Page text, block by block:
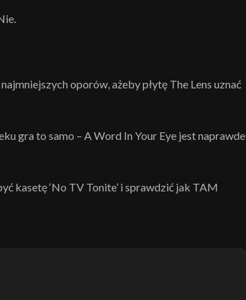
oporów, ażeby płytę The Lens uznać
gra to samo – A Word In Your Eye jest naprawde
kasetę ‘No TV Tonite’ i sprawdzić jak TAM